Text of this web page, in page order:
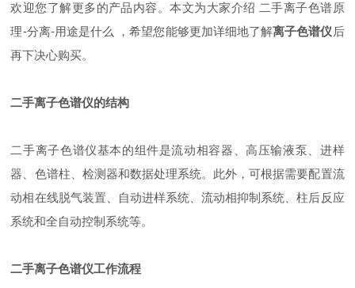
欢迎您了解更多的产品内容。本文为大家介绍 二手离子色谱原
理-分离-用途是什么 ，希望您能够更加详细地了解离子色谱仪 后
再下决心购买。
二手离子色谱仪的结构
二手离子色谱仪基本的组件是流动相容器、高压输液泵、进样
器、色谱柱、检测器和数据处理系统。此外，可根据需要配置流
动相在线脱气装置、自动进样系统、流动相抑制系统、柱后反应
系统和全自动控制系统等。
二手离子色谱仪工作流程